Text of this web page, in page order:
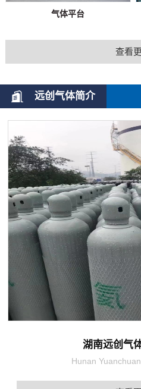
气体平台
查看
远创气体简介
湖南远创气
Hunan